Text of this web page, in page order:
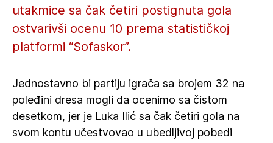
utakmice sa čak četiri postignuta gola
ostvarivši ocenu 10 prema statističkoj
platformi “Sofaskor”.
Jednostavno bi partiju igrača sa brojem 32 na
poleđini dresa mogli da ocenimo sa čistom
desetkom, jer je Luka Ilić sa čak četiri gola na
svom kontu učestvovao u ubedljivoj pobedi